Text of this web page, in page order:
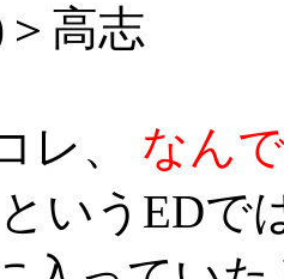
高志
レ、 なん
というEDで